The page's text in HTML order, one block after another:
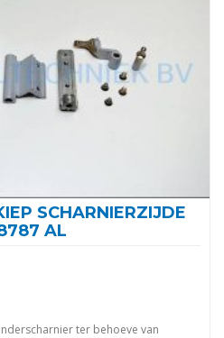
SCHARNIERZIJDE
AL
ter behoeve van